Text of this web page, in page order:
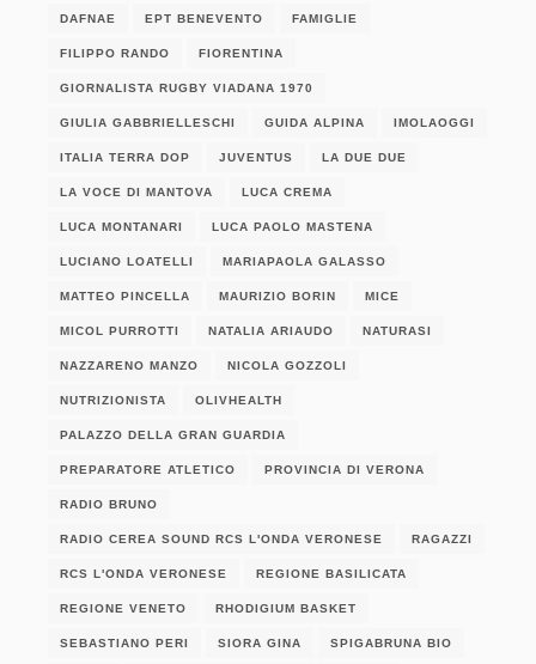
DAFNAE EPT BENEVENTO FAMIGLIE
FILIPPO RANDO FIORENTINA
GIORNALISTA RUGBY VIADANA 1970
GIULIA GABBRIELLESCHI GUIDA ALPINA IMOLAOGGI
ITALIA TERRA DOP JUVENTUS LA DUE DUE
LA VOCE DI MANTOVA LUCA CREMA
LUCA MONTANARI LUCA PAOLO MASTENA
LUCIANO LOATELLI MARIAPAOLA GALASSO
MATTEO PINCELLA MAURIZIO BORIN MICE
MICOL PURROTTI NATALIA ARIAUDO NATURASI
NAZZARENO MANZO NICOLA GOZZOLI
NUTRIZIONISTA OLIVHEALTH
PALAZZO DELLA GRAN GUARDIA
PREPARATORE ATLETICO PROVINCIA DI VERONA
RADIO BRUNO
RADIO CEREA SOUND RCS L'ONDA VERONESE RAGAZZI
RCS L'ONDA VERONESE REGIONE BASILICATA
REGIONE VENETO RHODIGIUM BASKET
SEBASTIANO PERI SIORA GINA SPIGABRUNA BIO